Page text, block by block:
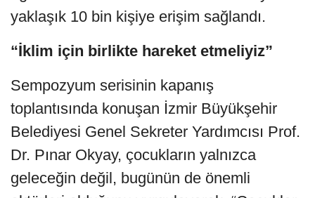
yaklaşık 10 bin kişiye erişim sağlandı.
“İklim için birlikte hareket etmeliyiz”
Sempozyum serisinin kapanış
toplantısında konuşan İzmir Büyükşehir
Belediyesi Genel Sekreter Yardımcısı Prof.
Dr. Pınar Okyay, çocukların yalnızca
geleceğin değil, bugünün de önemli